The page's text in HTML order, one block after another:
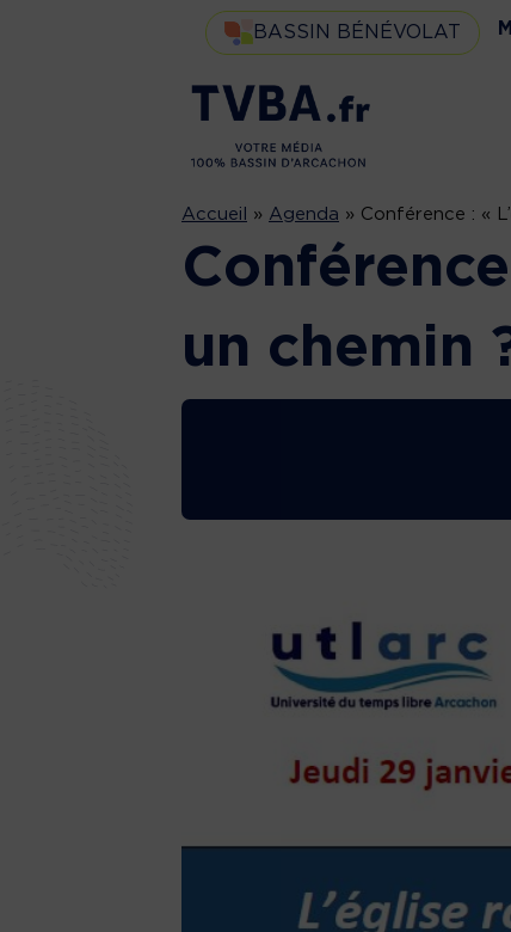
BASSIN BÉNÉVOLAT
Accueil » Agenda » Conférence : «
un chemin